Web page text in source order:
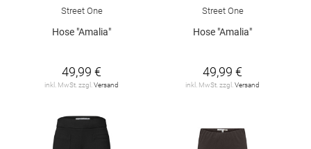
Street One
Hose "Amalia"
49,99 €
inkl. MwSt. zzgl.Versand
Street One
Hose "Amalia"
49,99 €
inkl. MwSt. zzgl.Versand